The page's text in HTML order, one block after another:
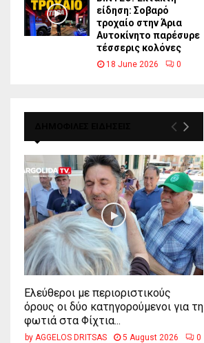
είδηση: Σοβαρό
τροχαίο στην Άρια
Αυτοκίνητο παρέσυρε
τέσσερις κολόνες
18 June 2026 0
Ελεύθεροι με περιοριστικούς
όρους οι δύο κατηγορούμενοι για τη
φωτιά στα Φίχτια...
by AGGELOS DRITSAS 5 August 2026 0